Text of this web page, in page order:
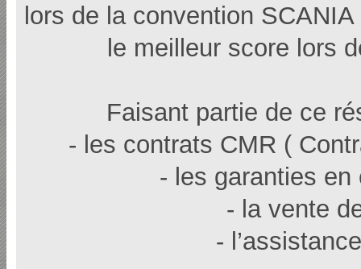
lors de la convention
le meilleur score lors
Faisant partie de ce
- les contrats CMR (
- les garanties
- la vente
-